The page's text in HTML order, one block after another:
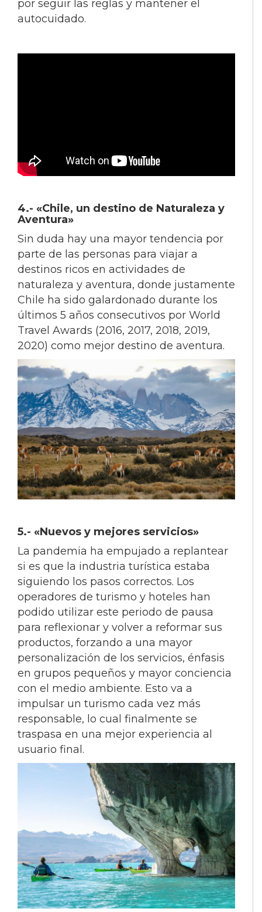
por seguir las reglas y mantener el
autocuidado.
4.- «Chile, un destino de Naturaleza y
Aventura»
Sin duda hay una mayor tendencia por
parte de las personas para viajar a
destinos ricos en actividades de
naturaleza y aventura, donde justamente
Chile ha sido galardonado durante los
últimos 5 años consecutivos por World
Travel Awards (2016, 2017, 2018, 2019,
2020) como mejor destino de aventura.
5.- «Nuevos y mejores servicios»
La pandemia ha empujado a replantear
si es que la industria turística estaba
siguiendo los pasos correctos. Los
operadores de turismo y hoteles han
podido utilizar este periodo de pausa
para reflexionar y volver a reformar sus
productos, forzando a una mayor
personalización de los servicios, énfasis
en grupos pequeños y mayor conciencia
con el medio ambiente. Esto va a
impulsar un turismo cada vez más
responsable, lo cual finalmente se
traspasa en una mejor experiencia al
usuario final.